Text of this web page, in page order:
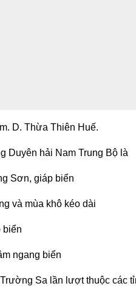
D. Thừa Thiên Huế.
Duyên hải Nam Trung Bộ là
Sơn, giáp biển
và mùa khô kéo dài
biển
ngang biển
Sa lần lượt thuộc các